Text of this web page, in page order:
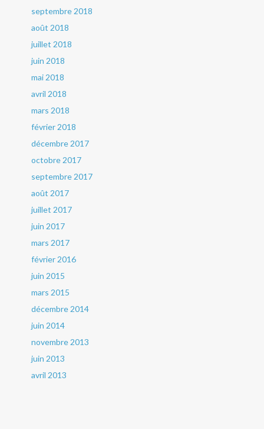
septembre 2018
août 2018
juillet 2018
juin 2018
mai 2018
avril 2018
mars 2018
février 2018
décembre 2017
octobre 2017
septembre 2017
août 2017
juillet 2017
juin 2017
mars 2017
février 2016
juin 2015
mars 2015
décembre 2014
juin 2014
novembre 2013
juin 2013
avril 2013